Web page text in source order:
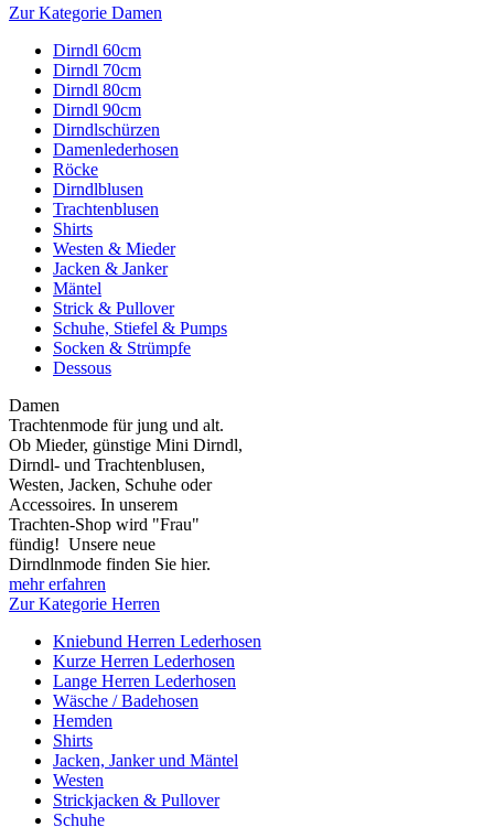
Zur Kategorie Damen
Dirndl 60cm
Dirndl 70cm
Dirndl 80cm
Dirndl 90cm
Dirndlschürzen
Damenlederhosen
Röcke
Dirndlblusen
Trachtenblusen
Shirts
Westen & Mieder
Jacken & Janker
Mäntel
Strick & Pullover
Schuhe, Stiefel & Pumps
Socken & Strümpfe
Dessous
Damen
Trachtenmode für jung und alt.
Ob Mieder, günstige Mini Dirndl,
Dirndl- und Trachtenblusen,
Westen, Jacken, Schuhe oder
Accessoires. In unserem
Trachten-Shop wird "Frau"
fündig! Unsere neue
Dirndlnmode finden Sie hier.
mehr erfahren
Zur Kategorie Herren
Kniebund Herren Lederhosen
Kurze Herren Lederhosen
Lange Herren Lederhosen
Wäsche / Badehosen
Hemden
Shirts
Jacken, Janker und Mäntel
Westen
Strickjacken & Pullover
Schuhe